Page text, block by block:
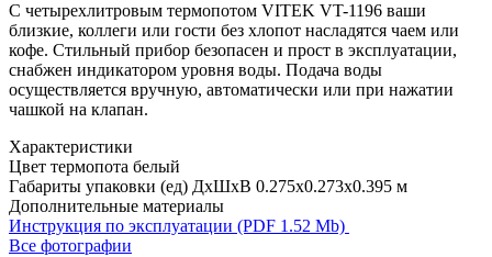
С четырехлитровым термопотом VITEK VT-1196 ваши
близкие, коллеги или гости без хлопот насладятся чаем или
кофе. Стильный прибор безопасен и прост в эксплуатации,
снабжен индикатором уровня воды. Подача воды
осуществляется вручную, автоматически или при нажатии
чашкой на клапан.
Характеристики
Цвет термопота белый
Габариты упаковки (ед) ДхШхВ 0.275x0.273x0.395 м
Дополнительные материалы
Инструкция по эксплуатации (PDF 1.52 Mb)
Все фотографии